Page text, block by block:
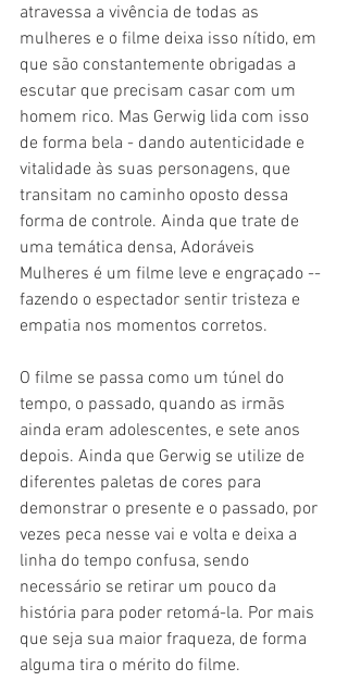
atravessa a vivência de todas as
mulheres e o filme deixa isso nítido, em
que são constantemente obrigadas a
escutar que precisam casar com um
homem rico. Mas Gerwig lida com isso
de forma bela - dando autenticidade e
vitalidade às suas personagens, que
transitam no caminho oposto dessa
forma de controle. Ainda que trate de
uma temática densa, Adoráveis
Mulheres é um filme leve e engraçado --
fazendo o espectador sentir tristeza e
empatia nos momentos corretos.
O filme se passa como um túnel do
tempo, o passado, quando as irmãs
ainda eram adolescentes, e sete anos
depois. Ainda que Gerwig se utilize de
diferentes paletas de cores para
demonstrar o presente e o passado, por
vezes peca nesse vai e volta e deixa a
linha do tempo confusa, sendo
necessário se retirar um pouco da
história para poder retomá-la. Por mais
que seja sua maior fraqueza, de forma
alguma tira o mérito do filme.